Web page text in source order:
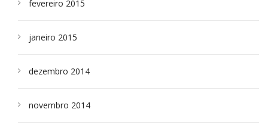
fevereiro 2015
janeiro 2015
dezembro 2014
novembro 2014